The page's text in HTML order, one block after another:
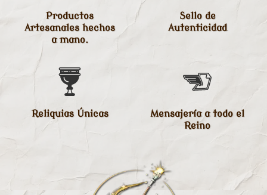
Productos
Artesanales hechos
a mano.
Sello de
Autenticidad
Reliquias Únicas
Mensajería a todo el
Reino